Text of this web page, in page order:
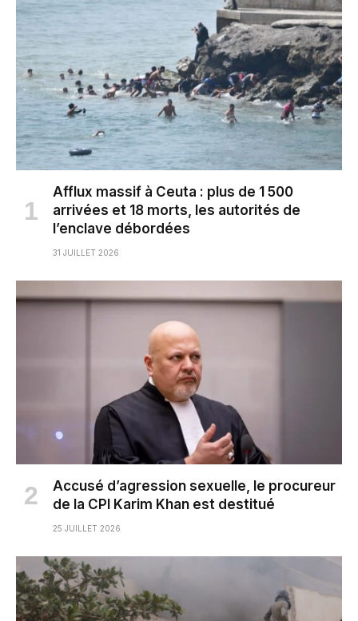
Afflux massif à Ceuta : plus de 1 500
arrivées et 18 morts, les autorités de
l’enclave débordées
31 JUILLET 2026
Accusé d’agression sexuelle, le procureur
de la CPI Karim Khan est destitué
25 JUILLET 2026